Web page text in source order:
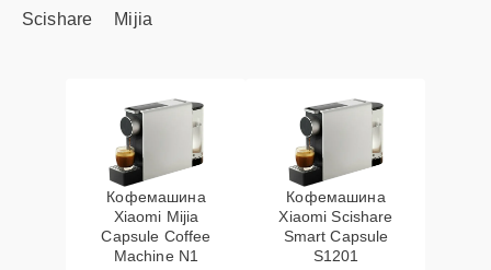
Scishare
Mijia
Кофемашина
Xiaomi Mijia
Capsule Coffee
Machine N1
Кофемашина
Xiaomi Scishare
Smart Capsule
S1201